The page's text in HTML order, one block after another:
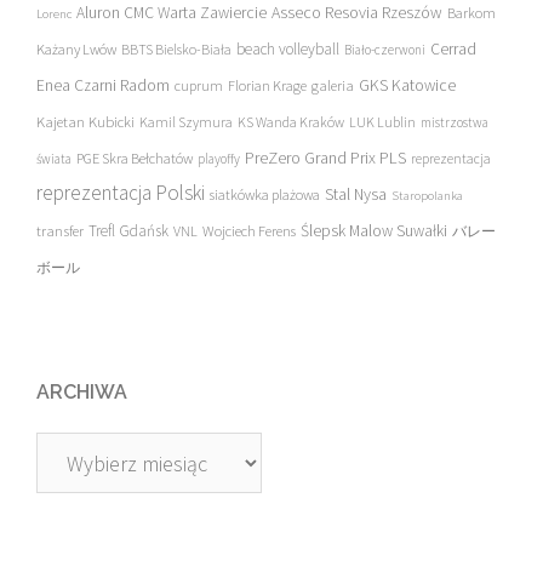
Lorenc Aluron CMC Warta Zawiercie Asseco Resovia Rzeszów Barkom
Każany Lwów BBTS Bielsko-Biała beach volleyball Biało-czerwoni Cerrad
Enea Czarni Radom cuprum Florian Krage galeria GKS Katowice
Kajetan Kubicki Kamil Szymura KS Wanda Kraków LUK Lublin mistrzostwa
świata PGE Skra Bełchatów playoffy PreZero Grand Prix PLS reprezentacja
reprezentacja Polski siatkówka plażowa Stal Nysa Staropolanka
transfer Trefl Gdańsk VNL Wojciech Ferens Ślepsk Malow Suwałki バレー
ボール
ARCHIWA
Archiwa